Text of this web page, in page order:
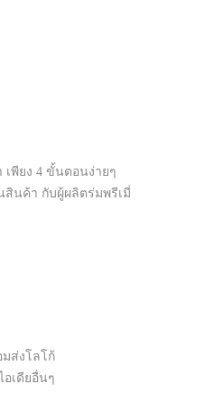
พียง 4 ขั้นตอนง่ายๆ
สินค้า กับผู้ผลิตร่มพรีเมี่
ส่งโลโก้
เดียอื่นๆ